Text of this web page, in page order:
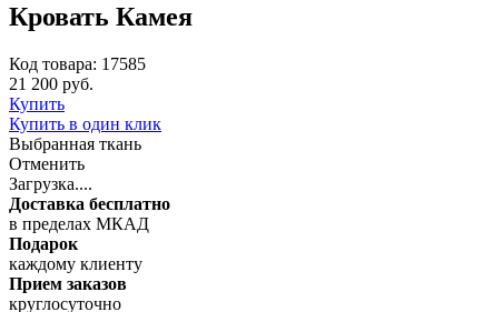
Кровать Камея
Код товара: 17585
21 200 руб.
Купить
Купить в один клик
Выбранная ткань
Отменить
Загрузка....
Доставка бесплатно
в пределах МКАД
Подарок
каждому клиенту
Прием заказов
круглосуточно